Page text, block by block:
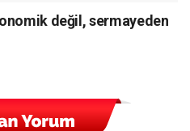
değil, sermayeden